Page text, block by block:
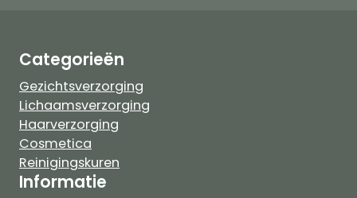
Categorieën
Gezichtsverzorging
Lichaamsverzorging
Haarverzorging
Cosmetica
Reinigingskuren
Informatie